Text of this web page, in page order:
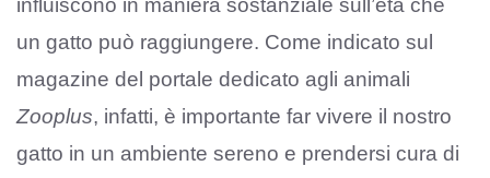
influiscono in maniera sostanziale sull’età che
un gatto può raggiungere. Come indicato sul
magazine del portale dedicato agli animali
Zooplus, infatti, è importante far vivere il nostro
gatto in un ambiente sereno e prendersi cura di